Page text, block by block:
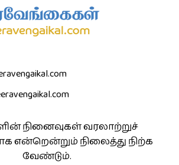
நினைவுகள் வரலாற்றுச்
என்றென்றும் நிலைத்து நிற்க
வேண்டும்.